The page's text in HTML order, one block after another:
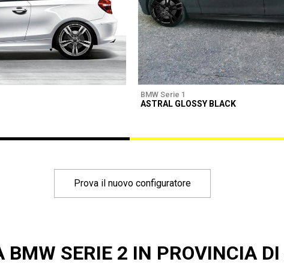
BMW Serie 1
ASTRAL GLOSSY BLACK
Prova il nuovo configuratore
BMW SERIE 2 IN PROVINCIA DI